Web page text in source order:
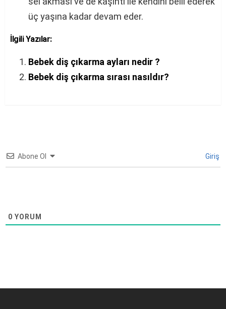
üç yaşına kadar devam eder.
İlgili Yazılar:
Bebek diş çıkarma ayları nedir ?
Bebek diş çıkarma sırası nasıldır?
Abone Ol Giriş
0 YORUM